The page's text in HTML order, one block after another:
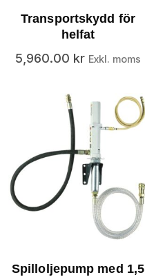
Transportskydd för
helfat
5,960.00 kr Exkl. moms
Spilloljepump med 1,5